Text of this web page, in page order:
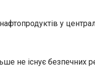
у
не існує безпечних